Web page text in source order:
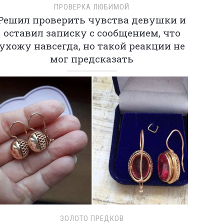
ПРОВЕРКА ЛЮБИМОЙ
проверить чувства девушки и
оставил записку с сообщением, что
навсегда, но такой реакции не
мог предсказать
ЗОЛОТО ПРЕДКОВ